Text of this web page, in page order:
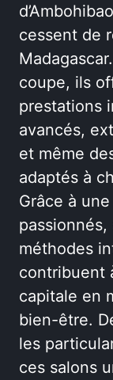
cessent de
coupe, ils
prestations
avancés,
et même
adaptés à
Grâce à
méthodes
contribuent
capitale en
bien-être.
les
ces salons